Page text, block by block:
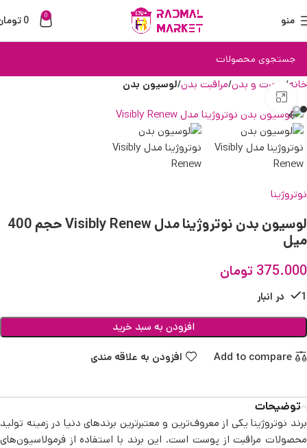
منو 0
0
خانه صورت و بدن مراقبت بدن لوسیون بدن
نوتروژینا
لوسیون بدن نوتروژینا مدل Visibly Renew حجم 400
میل
375.000 تومان
1 در انبار
افزودن به سبد خرید
Add to compare افزودن به علاقه مندی
توضیحات
برند نوتروژینا یکی از معروف‌ترین و معتبرترین برندهای دنیا در زمینه تولید
محصولات مراقبت از پوست است. این برند با استفاده از فرمولاسیون‌های